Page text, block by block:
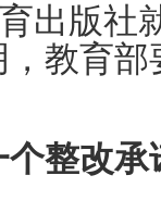
出版社
教育部
整改